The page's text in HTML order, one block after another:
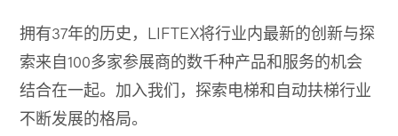
拥有37年的历史，LIFTEX将行业内最新的创新与探
索来自100多家参展商的数千种产品和服务的机会
结合在一起。加入我们，探索电梯和自动扶梯行业
不断发展的格局。